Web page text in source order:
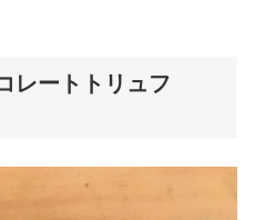
レートトリュフ